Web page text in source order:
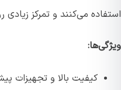
می‌کنند و تمرکز زیادی
کیفیت بالا و تجهیزات